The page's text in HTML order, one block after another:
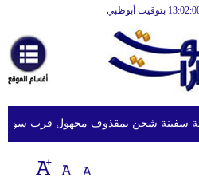
أخبارعاجلة
رياضة
ثقافة
إقتصاد
شحن بمقذوف مجهول قرب سواحل